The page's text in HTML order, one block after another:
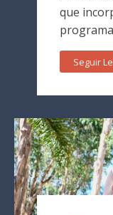
que
Seguir